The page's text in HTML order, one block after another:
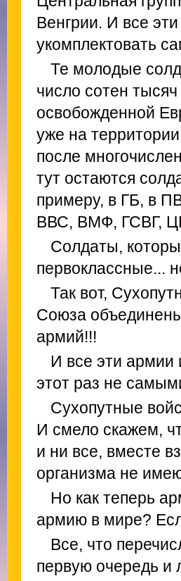
Венгрии. И все
укомплектовать
Те молодые
число сотен
освобожденной
уже на
после
тут остаются
примеру, в ГБ, в
ВВС, ВМФ, ГСВГ,
Солдаты,
первоклассные...
Так вот,
Союза объединены
армий!!!
И все эти армии
этот раз не
Сухопутные
И смело скажем,
и ни все, вместе
организма не
Но как теперь
армию в мире?
Все, что
первую очередь и